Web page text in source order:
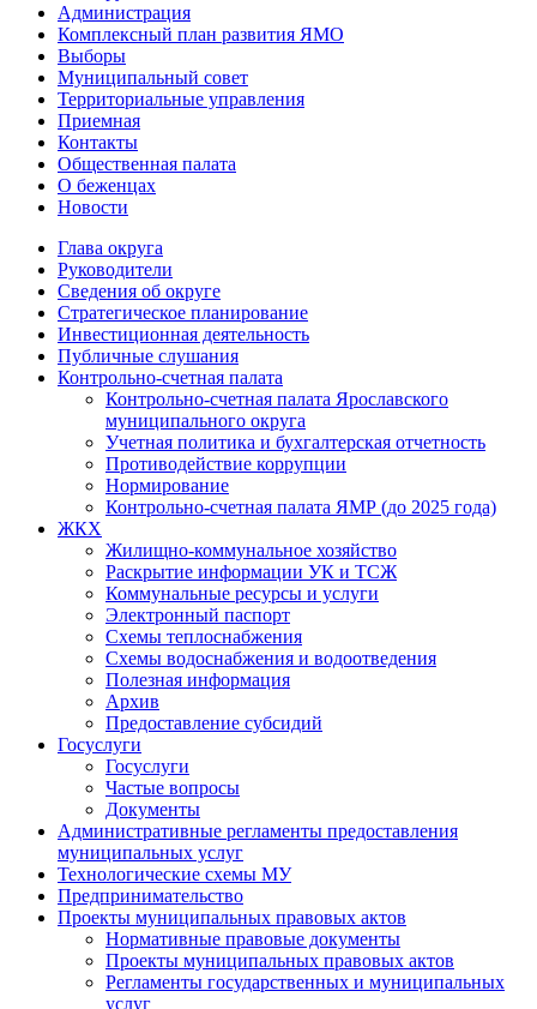
Администрация
Комплексный план развития ЯМО
Выборы
Муниципальный совет
Территориальные управления
Приемная
Контакты
Общественная палата
О беженцах
Новости
Глава округа
Руководители
Cведения об округе
Стратегическое планирование
Инвестиционная деятельность
Публичные слушания
Контрольно-счетная палата
Контрольно-счетная палата Ярославского
муниципального округа
Учетная политика и бухгалтерская отчетность
Противодействие коррупции
Нормирование
Контрольно-счетная палата ЯМР (до 2025 года)
ЖКХ
Жилищно-коммунальное хозяйство
Раскрытие информации УК и ТСЖ
Коммунальные ресурсы и услуги
Электронный паспорт
Схемы теплоснабжения
Схемы водоснабжения и водоотведения
Полезная информация
Архив
Предоставление субсидий
Госуслуги
Госуслуги
Частые вопросы
Документы
Административные регламенты предоставления
муниципальных услуг
Технологические схемы МУ
Предпринимательство
Проекты муниципальных правовых актов
Нормативные правовые документы
Проекты муниципальных правовых актов
Регламенты государственных и муниципальных
услуг